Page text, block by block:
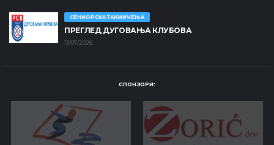
СЕНИОРСКА ТАКМИЧЕЊА
ПРЕГЛЕД ДУГОВАЊА КЛУБОВА
13/07/2026
СПОНЗОРИ: